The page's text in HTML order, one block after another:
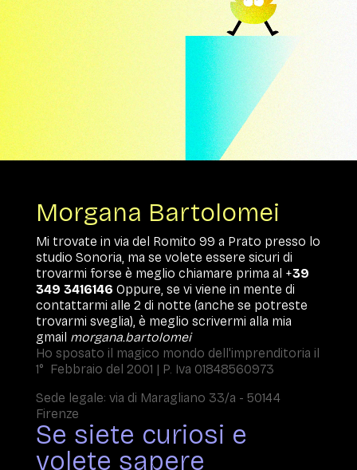
Morgana Bartolomei
Mi trovate in via del Romito 99 a Prato presso lo
studio Sonoria, ma se volete essere sicuri di
trovarmi forse è meglio chiamare prima al +39
349 3416146 Oppure, se vi viene in mente di
contattarmi alle 2 di notte (anche se potreste
trovarmi sveglia), è meglio scrivermi alla mia
gmail morgana.bartolomei
Ho sposato il magico mondo dell'imprenditoria il
1° Febbraio del 2001 | P. Iva 01848560973
Sede legale: via di Maragliano 33/a - 50144
Firenze
Se siete curiosi e
volete sapere